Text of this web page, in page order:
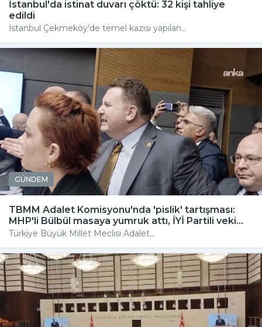
İstanbul'da istinat duvarı çöktü: 32 kişi tahliye
edildi
İstanbul Çekmeköy'de temel kazısı yapılan...
GÜNDEM
TBMM Adalet Komisyonu'nda 'pislik' tartışması:
MHP'li Bülbül masaya yumruk attı, İYİ Partili veki...
Türkiye Büyük Millet Meclisi Adalet...